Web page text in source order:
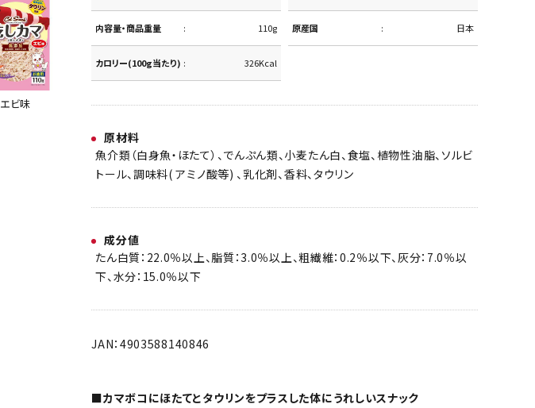
エビ味
内容量・商品重量 110g 原産国 日本
カロリー(100g当たり) 326Kcal
原材料
魚介類（白身魚・ほたて）、でんぷん類、小麦たん白、食塩、植物性油脂、ソルビ
トール、調味料( アミノ酸等) 、乳化剤、香料、タウリン
成分値
たん白質：22.0％以上、脂質：3.0％以上、粗繊維：0.2％以下、灰分：7.0％以
下、水分：15.0％以下
JAN：4903588140846
■カマボコにほたてとタウリンをプラスした体にうれしいスナック